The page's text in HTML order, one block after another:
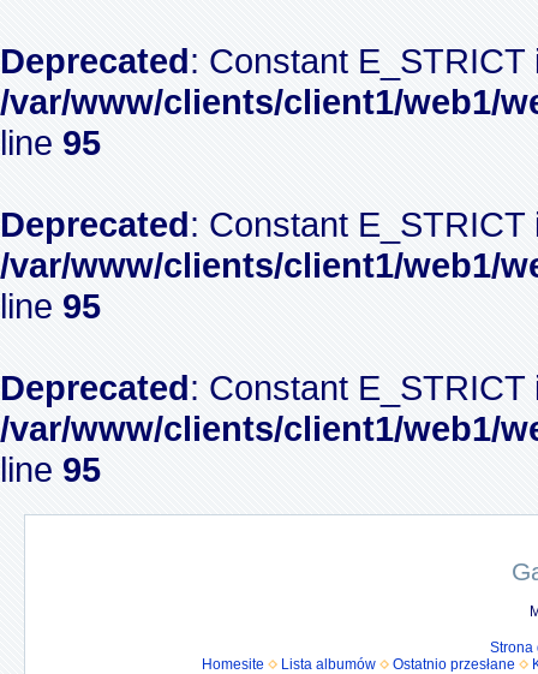
Deprecated: Constant
/var/www/clients/client1/web1/
line 95
Deprecated: Constant
/var/www/clients/client1/web1/
line 95
Deprecated: Constant
/var/www/clients/client1/web1/
line 95
Strona
Homesite
Lista albumów Ostatnio przesłane